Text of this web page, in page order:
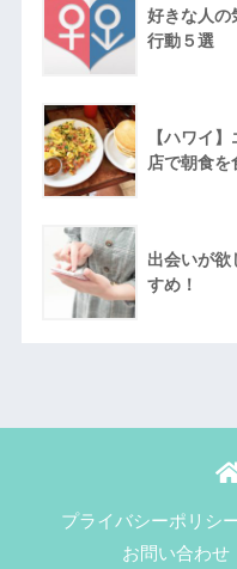
好きな人の
行動５選
【ハワイ
店で朝食を
出会いが欲
すめ！
プライバシーポリシ
お問い合わせ